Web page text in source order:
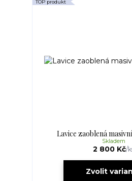
TOP produkt
Lavice zaoblená
2 800 Kč/
Skladem
Zvolit